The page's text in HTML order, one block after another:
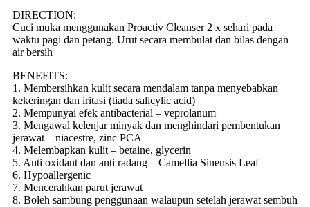
DIRECTION:
Cuci muka menggunakan Proactiv Cleanser 2 x sehari pada
waktu pagi dan petang. Urut secara membulat dan bilas dengan
air bersih
BENEFITS:
1. Membersihkan kulit secara mendalam tanpa menyebabkan
kekeringan dan iritasi (tiada salicylic acid)
2. Mempunyai efek antibacterial – veprolanum
3. Mengawal kelenjar minyak dan menghindari pembentukan
jerawat – niacestre, zinc PCA
4. Melembapkan kulit – betaine, glycerin
5. Anti oxidant dan anti radang – Camellia Sinensis Leaf
6. Hypoallergenic
7. Mencerahkan parut jerawat
8. Boleh sambung penggunaan walaupun setelah jerawat sembuh